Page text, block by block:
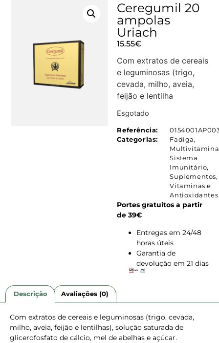
Ceregumil 20
ampolas
Uriach
15.55€
Com extratos de cereais
e leguminosas (trigo,
cevada, milho, aveia,
feijão e lentilha
Esgotado
Referência:
Categorias:
Fadiga,
Sistema
Imunitário,
Suplementos,
Vitaminas e
Antioxidantes
Portes gratuitos a partir
de 39€
Entregas em 24/48
horas úteis
Garantia de
devolução em 21 dias
Descrição Avaliações (0)
Com extratos de cereais e leguminosas (trigo, cevada,
milho, aveia, feijão e lentilhas), solução saturada de
glicerofosfato de cálcio, mel de abelhas e açúcar.